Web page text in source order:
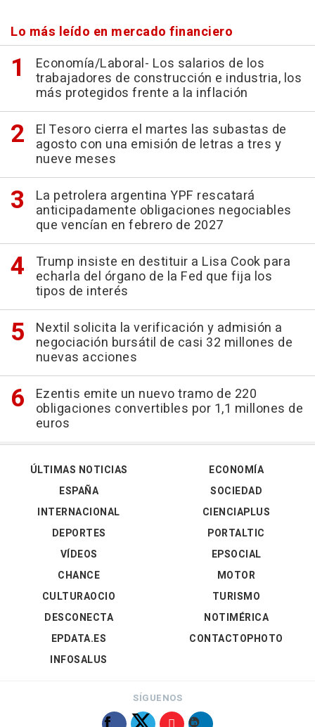
Lo más leído en mercado financiero
Economía/Laboral- Los salarios de los
trabajadores de construcción e industria, los
más protegidos frente a la inflación
El Tesoro cierra el martes las subastas de
agosto con una emisión de letras a tres y
nueve meses
La petrolera argentina YPF rescatará
anticipadamente obligaciones negociables
que vencían en febrero de 2027
Trump insiste en destituir a Lisa Cook para
echarla del órgano de la Fed que fija los
tipos de interés
Nextil solicita la verificación y admisión a
negociación bursátil de casi 32 millones de
nuevas acciones
Ezentis emite un nuevo tramo de 220
obligaciones convertibles por 1,1 millones de
euros
ÚLTIMAS NOTICIAS
ESPAÑA
INTERNACIONAL
DEPORTES
VÍDEOS
ECONOMÍA
SOCIEDAD
CIENCIAPLUS
PORTALTIC
EPSOCIAL
CHANCE
CULTURAOCIO
DESCONECTA
EPDATA.ES
INFOSALUS
MOTOR
TURISMO
NOTIMÉRICA
CONTACTOPHOTO
SÍGUENOS